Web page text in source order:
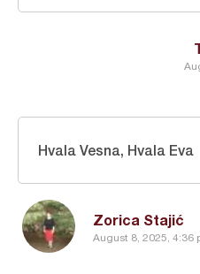
Zorica Stajić
August 8, 2025, 4:36
Hvala Vesna, Hvala Eva